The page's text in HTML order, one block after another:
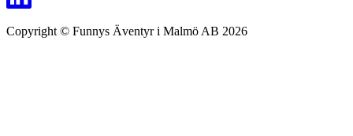
Copyright © Funnys Äventyr i Malmö AB 2026